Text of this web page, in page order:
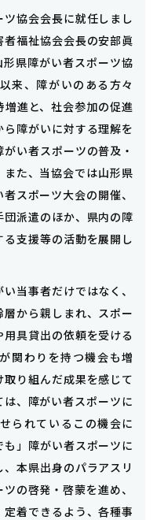
協会会長に就任しまし
福祉協会会長の安部眞
形県障がい者スポーツ協
来、障がいのある方々
進と、社会参加の促進
障がいに対する理解を
い者スポーツの普及・
また、当協会では山形県
スポーツ大会の開催、
派遣のほか、県内の障
支援等の活動を展開し
当事者だけではなく、
から親しまれ、スポー
具貸出の依頼を受ける
関わりを持つ機会も増
り組んだ成果を感じて
、障がい者スポーツに
られているこの機会に
」障がい者スポーツに
本県出身のパラアスリ
の啓発・啓蒙を進め、
着できるよう、各種事